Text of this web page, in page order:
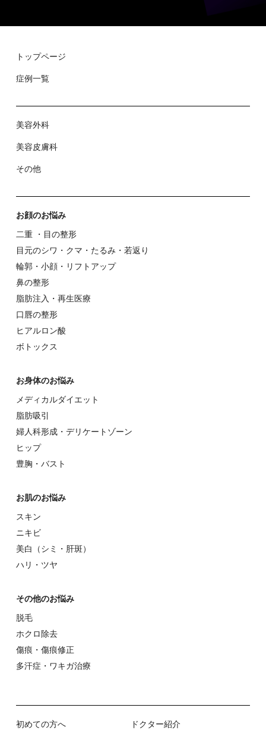
トップページ
症例⼀覧
美容外科
美容⽪膚科
その他
お顔のお悩み
⼆重 ・⽬の整形
⽬元のシワ・クマ・たるみ・若返り
輪郭・⼩顔・リフトアップ
⿐の整形
脂肪注入・再生医療
⼝唇の整形
ヒアルロン酸
ボトックス
お⾝体のお悩み
メディカルダイエット
脂肪吸引
婦⼈科形成・デリケートゾーン
ヒップ
豊胸・バスト
お肌のお悩み
スキン
ニキビ
美⽩（シミ・肝斑）
ハリ・ツヤ
その他のお悩み
脱⽑
ホクロ除去
傷痕・傷痕修正
多汗症・ワキガ治療
初めての⽅へ
ドクター紹介